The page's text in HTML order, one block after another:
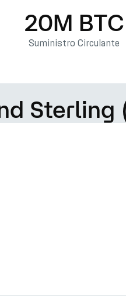
20M BTC
Suministro Circulante
Sterling